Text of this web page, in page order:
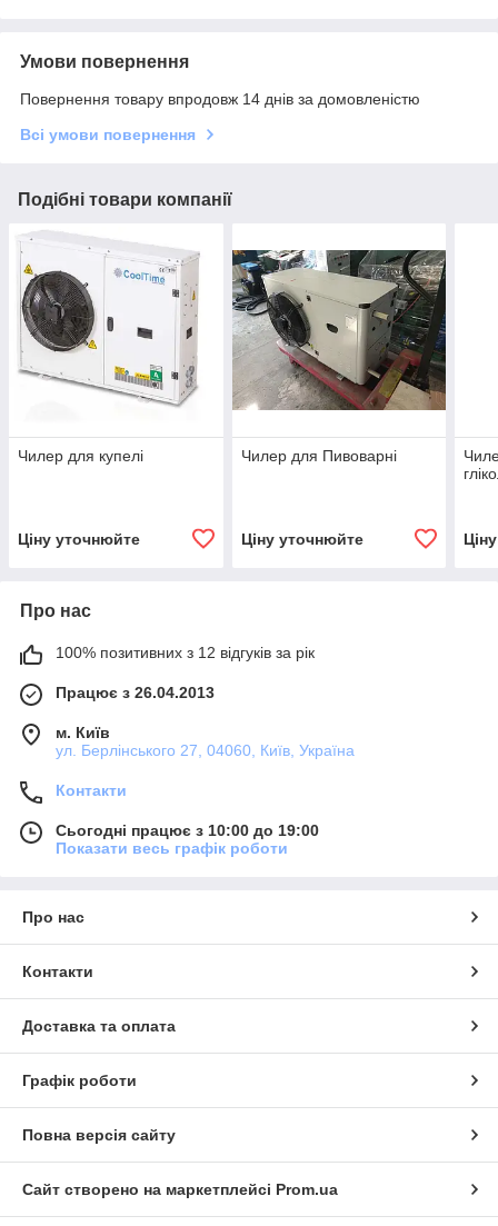
Умови повернення
Повернення товару впродовж 14 днів за домовленістю
Всі умови повернення
Подібні товари компанії
Чилер для купелі
Ціну уточнюйте
Чилер для Пивоварні
Ціну уточнюйте
Про нас
100% позитивних з 12 відгуків за рік
Працює з 26.04.2013
м. Київ
ул. Берлінського 27, 04060, Київ, Україна
Контакти
Сьогодні працює з 10:00 до 19:00
Показати весь графік роботи
Про нас
Контакти
Доставка та оплата
Графік роботи
Повна версія сайту
Сайт створено на маркетплейсі Prom.ua